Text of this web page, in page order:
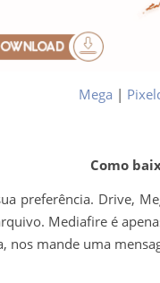
Mega |
Como
preferência. Drive,
Mediafire é
nos mande uma